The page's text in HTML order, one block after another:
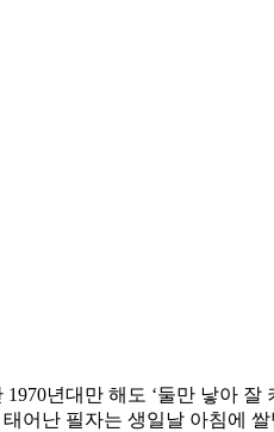
년대만 해도 ‘둘만 낳아
어난 필자는 생일날 아침에